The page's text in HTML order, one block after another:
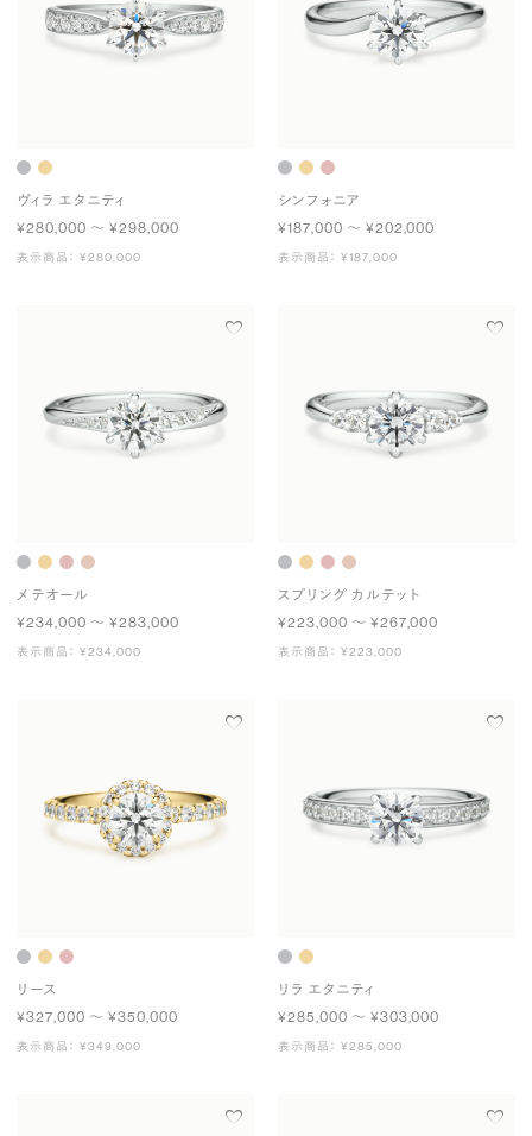
ヴィラ エタニティ
¥280,000 〜 ¥298,000
表示商品： ¥280,000
シンフォニア
¥187,000 〜 ¥202,000
表示商品： ¥187,000
メテオール
¥234,000 〜 ¥283,000
表示商品： ¥234,000
スプリング カルテット
¥223,000 〜 ¥267,000
表示商品： ¥223,000
リース
¥327,000 〜 ¥350,000
表示商品： ¥349,000
リラ エタニティ
¥285,000 〜 ¥303,000
表示商品： ¥285,000